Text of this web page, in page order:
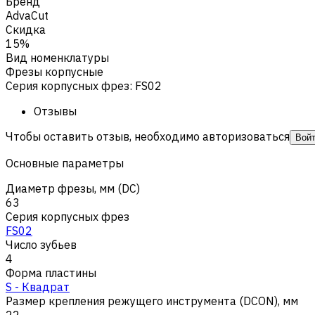
AdvaCut
Скидка
15%
Вид номенклатуры
Фрезы корпусные
Серия корпусных фрез: FS02
Отзывы
Чтобы оставить отзыв, необходимо авторизоваться
Основные параметры
Диаметр фрезы, мм (DC)
63
Серия корпусных фрез
FS02
Число зубьев
4
Форма пластины
S - Квадрат
Размер крепления режущего инструмента (DCON), мм